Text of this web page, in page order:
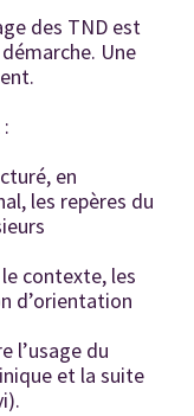
des TND est
Une
en
les repères du
contexte, les
d’orientation
l’usage du
et la suite